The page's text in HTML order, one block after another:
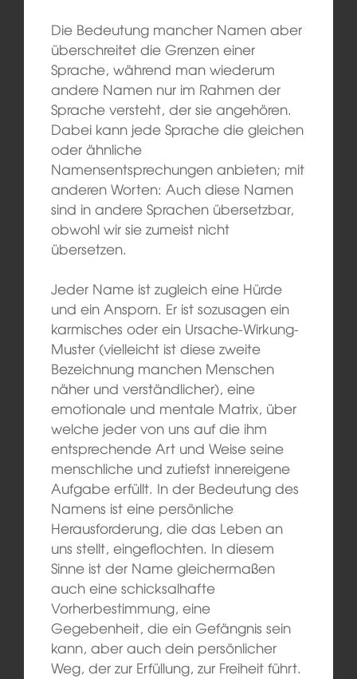
Die Bedeutung mancher Namen aber
überschreitet die Grenzen einer
Sprache, während man wiederum
andere Namen nur im Rahmen der
Sprache versteht, der sie angehören.
Dabei kann jede Sprache die gleichen
oder ähnliche
Namensentsprechungen anbieten; mit
anderen Worten: Auch diese Namen
sind in andere Sprachen übersetzbar,
obwohl wir sie zumeist nicht
übersetzen.
Jeder Name ist zugleich eine Hürde
und ein Ansporn. Er ist sozusagen ein
karmisches oder ein Ursache-Wirkung-
Muster (vielleicht ist diese zweite
Bezeichnung manchen Menschen
näher und verständlicher), eine
emotionale und mentale Matrix, über
welche jeder von uns auf die ihm
entsprechende Art und Weise seine
menschliche und zutiefst innereigene
Aufgabe erfüllt. In der Bedeutung des
Namens ist eine persönliche
Herausforderung, die das Leben an
uns stellt, eingeflochten. In diesem
Sinne ist der Name gleichermaßen
auch eine schicksalhafte
Vorherbestimmung, eine
Gegebenheit, die ein Gefängnis sein
kann, aber auch dein persönlicher
Weg, der zur Erfüllung, zur Freiheit führt.